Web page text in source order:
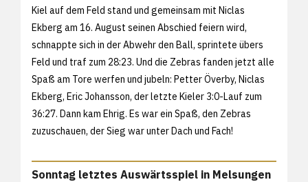
Kiel auf dem Feld stand und gemeinsam mit Niclas
Ekberg am 16. August seinen Abschied feiern wird,
schnappte sich in der Abwehr den Ball, sprintete übers
Feld und traf zum 28:23. Und die Zebras fanden jetzt alle
Spaß am Tore werfen und jubeln: Petter Överby, Niclas
Ekberg, Eric Johansson, der letzte Kieler 3:0-Lauf zum
36:27. Dann kam Ehrig. Es war ein Spaß, den Zebras
zuzuschauen, der Sieg war unter Dach und Fach!
Sonntag letztes Auswärtsspiel in Melsungen